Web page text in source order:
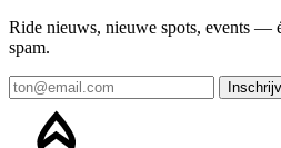
Ride nieuws, nieuwe spots, events —
spam.